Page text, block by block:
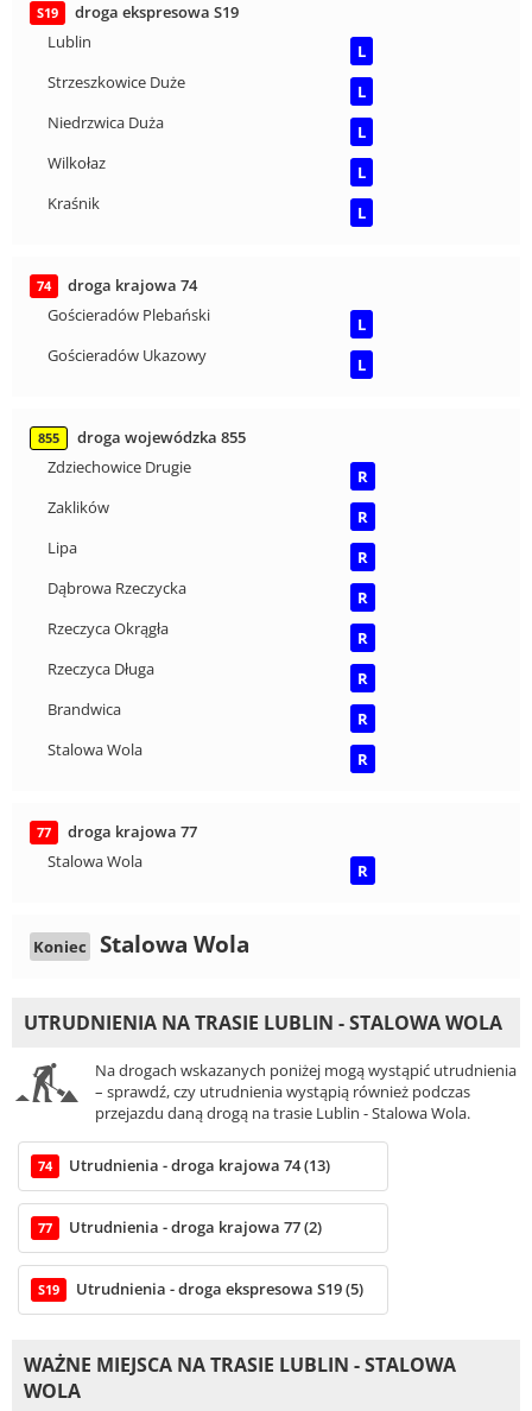
S19
droga ekspresowa S19
Lublin
L
Strzeszkowice Duże
L
Niedrzwica Duża
L
Wilkołaz
L
Kraśnik
L
74
droga krajowa 74
Gościeradów Plebański
L
Gościeradów Ukazowy
L
855
droga wojewódzka 855
Zdziechowice Drugie
R
Zaklików
R
Lipa
R
Dąbrowa Rzeczycka
R
Rzeczyca Okrągła
R
Rzeczyca Długa
R
Brandwica
R
Stalowa Wola
R
77
droga krajowa 77
Stalowa Wola
R
Koniec Stalowa Wola
UTRUDNIENIA NA TRASIE LUBLIN - STALOWA WOLA
Na drogach wskazanych poniżej mogą wystąpić utrudnienia
– sprawdź, czy utrudnienia wystąpią również podczas
przejazdu daną drogą na trasie Lublin - Stalowa Wola.
74 Utrudnienia - droga krajowa 74 (13)
77 Utrudnienia - droga krajowa 77 (2)
S19 Utrudnienia - droga ekspresowa S19 (5)
WAŻNE MIEJSCA NA TRASIE LUBLIN - STALOWA
WOLA